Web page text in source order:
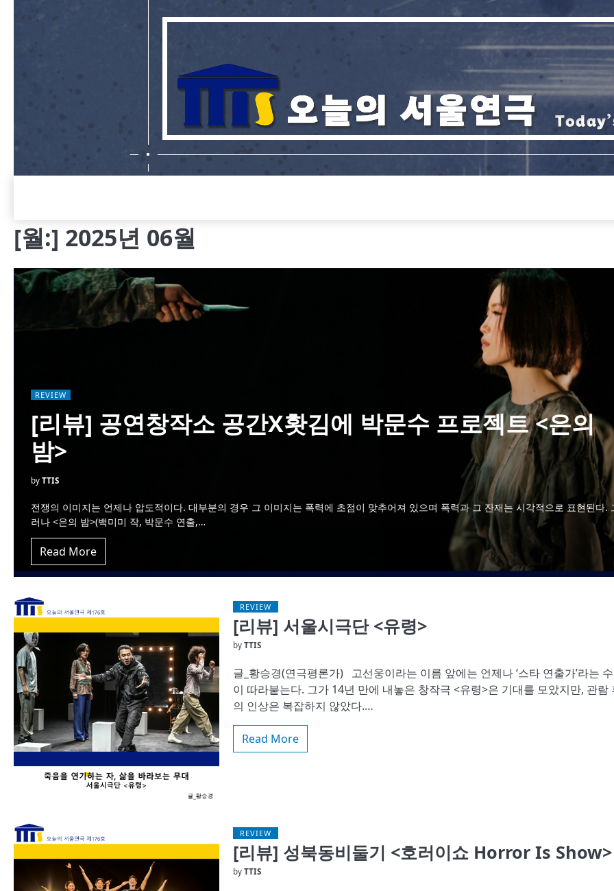
[월:] 2025년 06월
REVIEW
[리뷰] 공연창작소 공간X홧김에 박문수 프로젝트 <은의
밤>
by TTIS
전쟁의 이미지는 언제나 압도적이다. 대부분의 경우 그 이미지는 폭력에 초점이 맞추어져 있으며 폭력과 그 잔재는 시각적으로 표현된다.
러나 <은의 밤>(백미미 작, 박문수 연출,…
Read More
REVIEW
[리뷰] 서울시극단 <유령>
by TTIS
글_황승경(연극평론가) 고선웅이라는 이름 앞에는 언제나 ‘스타 연출가’라는
이 따라붙는다. 그가 14년 만에 내놓은 창작극 <유령>은 기대를 모았지만, 관람
의 인상은 복잡하지 않았다.…
Read More
REVIEW
[리뷰] 성북동비둘기 <호러이쇼 Horror Is Show>
by TTIS